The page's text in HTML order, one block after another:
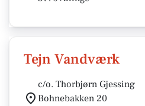
Tejn Vandværk
c/o. Thorbjørn Gjessing
Bohnebakken 20